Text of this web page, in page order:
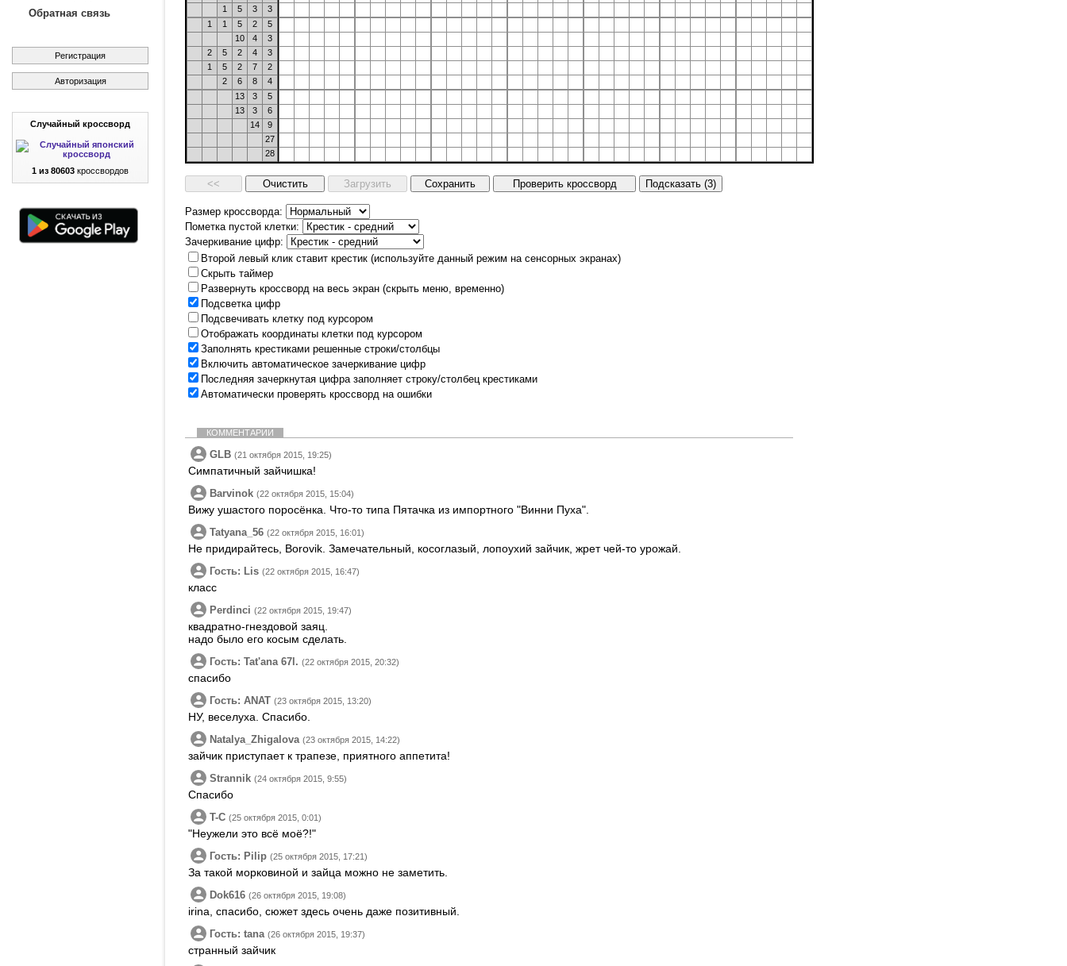
Обратная связь
Регистрация
Авторизация
Случайный кроссворд
1 из 80603 кроссвордов
1
5 3
3
1
1 5 2
5
10
4
3
2
5 2 4
3
1
5 2 7
2
2
6 8
4
13
3
5
13
3
6
14
9
27
28
Размер кроссворда:
Пометка пустой клетки:
Зачеркивание цифр:
Второй левый клик ставит крестик (используйте данный режим на сенсорных экранах)
Скрыть таймер
Развернуть кроссворд на весь экран (скрыть меню, временно)
Подсветка цифр
Подсвечивать клетку под курсором
Отображать координаты клетки под курсором
Заполнять крестиками решенные строки/столбцы
Включить автоматическое зачеркивание цифр
Последняя зачеркнутая цифра заполняет строку/столбец крестиками
Автоматически проверять кроссворд на ошибки
КОММЕНТАРИИ
GLB (21 октября 2015, 19:25)
Симпатичный зайчишка!
Barvinok (22 октября 2015, 15:04)
Вижу ушастого поросёнка. Что-то типа Пятачка из импортного "Винни Пуха".
Tatyana_56 (22 октября 2015, 16:01)
Не придирайтесь, Borovik. Замечательный, косоглазый, лопоухий зайчик, жрет чей-то урожай.
Гость: Lis (22 октября 2015, 16:47)
класс
Perdinci (22 октября 2015, 19:47)
квадратно-гнездовой заяц.
надо было его косым сделать.
Гость: Tatʹana 67l. (22 октября 2015, 20:32)
спасибо
Гость: ANAT (23 октября 2015, 13:20)
НУ, веселуха. Спасибо.
Natalya_Zhigalova (23 октября 2015, 14:22)
зайчик приступает к трапезе, приятного аппетита!
Strannik (24 октября 2015, 9:55)
Спасибо
T-C (25 октября 2015, 0:01)
"Неужели это всё моё?!"
Гость: Pilip (25 октября 2015, 17:21)
За такой морковиной и зайца можно не заметить.
Dok616 (26 октября 2015, 19:08)
irina, спасибо, сюжет здесь очень даже позитивный.
Гость: tana (26 октября 2015, 19:37)
странный зайчик